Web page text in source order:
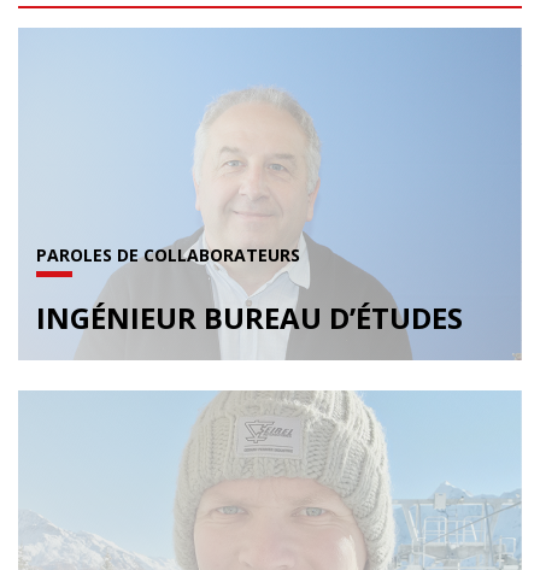
PAROLES DE COLLABORATEURS
INGÉNIEUR BUREAU D’ÉTUDES